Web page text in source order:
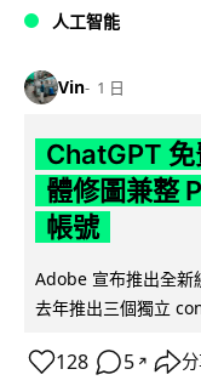
人工智能
Vin 1 日
ChatGPT
體修圖兼整
帳號
Adobe 宣布推出全新
去年推出三個獨立
128 5 ↗